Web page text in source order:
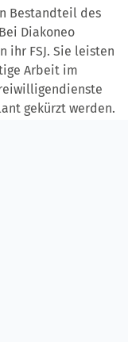
Bestandteil des
Diakoneo
ihr FSJ. Sie leisten
Arbeit im
gekürzt werden.